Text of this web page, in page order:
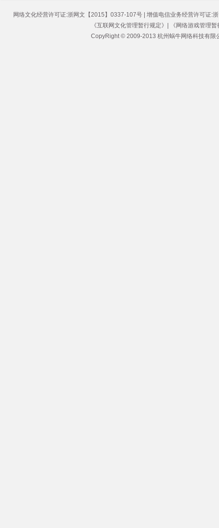
网络文化经营许可证:浙网文【2015】0337-107号 | 增值电信业务经营许可证
《互联网文化管理暂行规定》| 《网络游戏管理
CopyRight © 2009-2013 杭州蜗牛网络科技有限